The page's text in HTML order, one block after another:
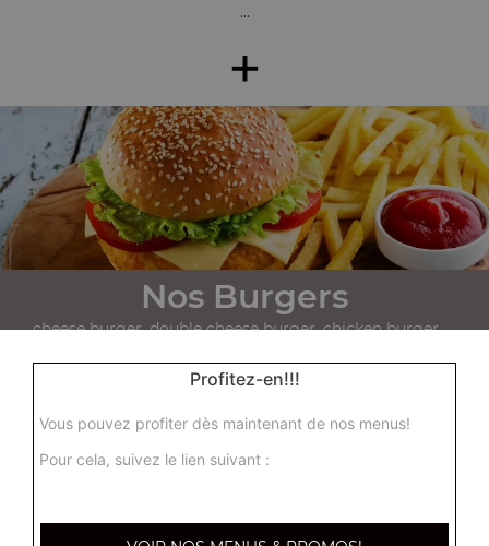
...
+
Nos Burgers
cheese burger, double cheese burger, chicken burger, ...
+
Profitez-en!!!
Vous pouvez profiter dès maintenant de nos menus!
Pour cela, suivez le lien suivant :